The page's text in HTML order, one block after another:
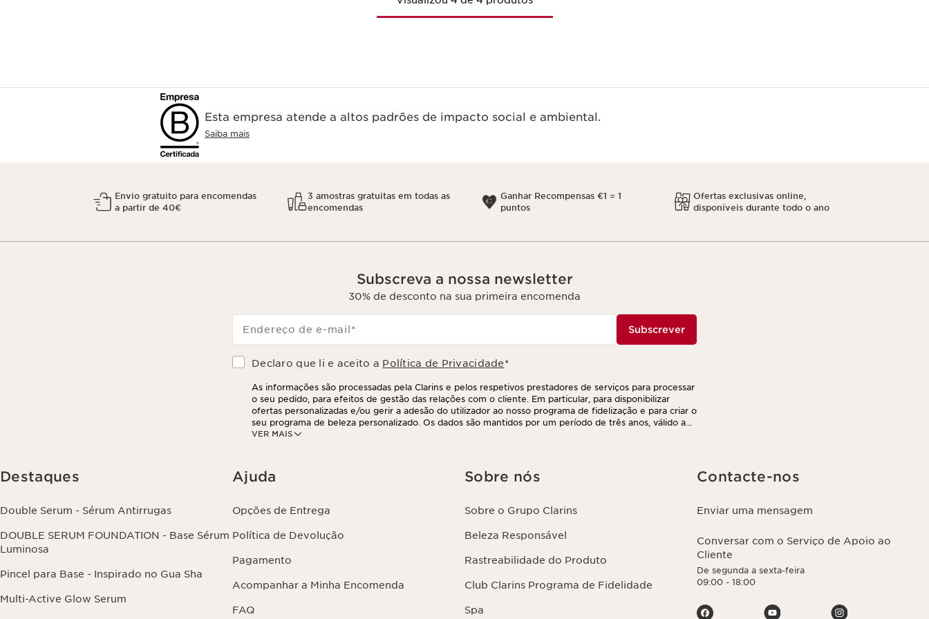
Esta empresa atende a altos padrões de impacto social e ambiental.
Saiba mais
Envio gratuito para encomendas
a partir de 40€
3 amostras gratuitas em todas as
encomendas
Ganhar Recompensas €1 = 1
puntos
Ofertas exclusivas online,
disponíveis durante todo o ano
Subscreva a nossa newsletter
30% de desconto na sua primeira encomenda
Endereço de e-mail * Subscrever
Declaro que li e aceito a Política de Privacidade*
VER MAIS
As informações são processadas pela Clarins e pelos respetivos prestadores de serviços para processar
o seu pedido, para efeitos de gestão das relações com o cliente. Em particular, para disponibilizar
ofertas personalizadas e/ou gerir a adesão do utilizador ao nosso programa de fidelização e para criar o
seu programa de beleza personalizado. Os dados são mantidos por um período de três anos, válido a
partir do seu último contacto ou encomenda. Tem o direito de aceder, corrigir, eliminar e transferir as
clicando aqui
Destaques
Double Serum - Sérum Antirrugas
DOUBLE SERUM FOUNDATION - Base Sérum
Luminosa
Pincel para Base - Inspirado no Gua Sha
Multi-Active Glow Serum
Ajuda
Opções de Entrega
Política de Devolução
Pagamento
Acompanhar a Minha Encomenda
FAQ
Sobre nós
Sobre o Grupo Clarins
Beleza Responsável
Rastreabilidade do Produto
Club Clarins Programa de Fidelidade
Spa
Contacte-nos
Enviar uma mensagem
Conversar com o Serviço de Apoio ao
Cliente
De segunda a sexta-feira
09:00 - 18:00